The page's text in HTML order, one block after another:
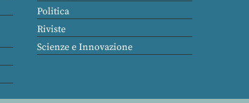
Politica
Riviste
Scienze e Innovazione